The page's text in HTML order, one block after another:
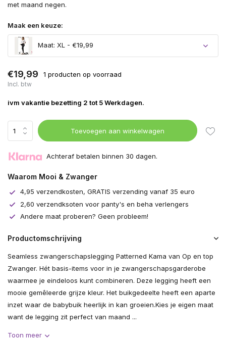
met maand negen.
Maak een keuze:
Maat: XL - €19,99
€19,99 1 producten op voorraad
Incl. btw
ivm vakantie bezetting 2 tot 5 Werkdagen.
Toevoegen aan winkelwagen
Achteraf betalen binnen 30 dagen.
Waarom Mooi & Zwanger
4,95 verzendkosten, GRATIS verzending vanaf 35 euro
2,60 verzendksoten voor panty's en beha verlengers
Andere maat proberen? Geen probleem!
Productomschrijving
Seamless zwangerschapslegging Patterned Kama van Op en top
Zwanger. Hét basis-items voor in je zwangerschapsgarderobe
waarmee je eindeloos kunt combineren. Deze legging heeft een
mooie gemêleerde grijze kleur. Het buikgedeelte heeft een aparte
inzet waar de babybuik heerlijk in kan groeien.Kies je eigen maat
want de legging zit perfect van maand ...
Toon meer